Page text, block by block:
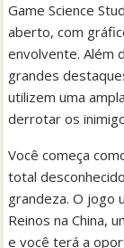
Game Science
aberto, com
envolvente. Além
grandes
utilizem uma
derrotar os
Você começa
total
grandeza. O jogo
Reinos na China,
e você terá a